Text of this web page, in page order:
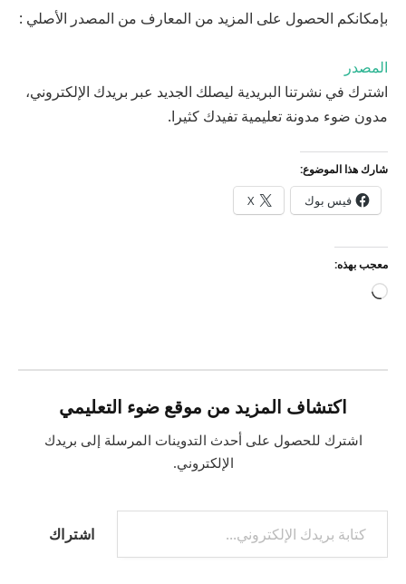
بإمكانكم الحصول على المزيد من المعارف من المصدر الأصلي :
المصدر
اشترك في نشرتنا البريدية ليصلك الجديد عبر بريدك الإلكتروني،
مدون ضوء مدونة تعليمية تفيدك كثيرا.
شارك هذا الموضوع:
فيس بوك X
معجب بهذه:
جاري
اكتشاف المزيد من موقع ضوء التعليمي
اشترك للحصول على أحدث التدوينات المرسلة إلى بريدك
الإلكتروني.
كتابة بريدك الإلكتروني...
اشتراك